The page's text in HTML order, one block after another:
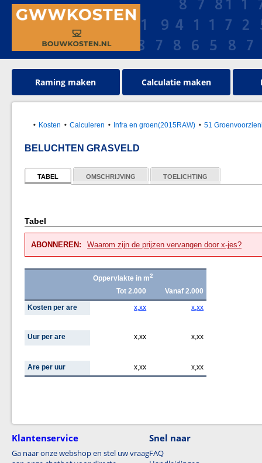
Raming maken Calculatie maken
Kosten Calculeren Infra en groen(2015RAW) 51
BELUCHTEN GRASVELD
TABEL OMSCHRIJVING TOELICHTING
Tabel
ABONNEREN: Waarom zijn de prijzen vervangen door x-jes?
Oppervlakte in m2
Tot 2.000
Vanaf 2.000
Kosten per are
x,xx x,xx
Uur per are x,xx x,xx
Are per uur x,xx x,xx
Klantenservice
Ga naar onze webshop en stel uw vraag
Snel naar
FAQ